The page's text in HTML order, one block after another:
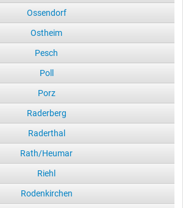
Ossendorf
Ostheim
Pesch
Poll
Porz
Raderberg
Raderthal
Rath/Heumar
Riehl
Rodenkirchen